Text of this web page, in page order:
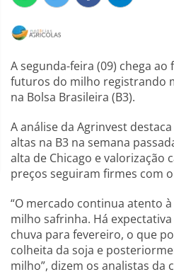
A segunda-feira (09) chega
futuros do milho registrando
na Bolsa Brasileira (B3).
A análise da Agrinvest
altas na B3 na semana
alta de Chicago e valorização
preços seguiram firmes com
“O mercado continua atento
milho safrinha. Há
chuva para fevereiro, o que
colheita da soja e
milho”, dizem os analistas da